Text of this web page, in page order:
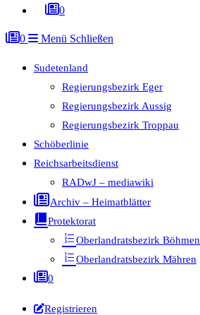
0
0 Menü Schließen
Sudetenland
Regierungsbezirk Eger
Regierungsbezirk Aussig
Regierungsbezirk Troppau
Schöberlinie
Reichsarbeitsdienst
RADwJ – mediawiki
Archiv – Heimatblätter
Protektorat
Oberlandratsbezirk Böhmen
Oberlandratsbezirk Mähren
0
Registrieren